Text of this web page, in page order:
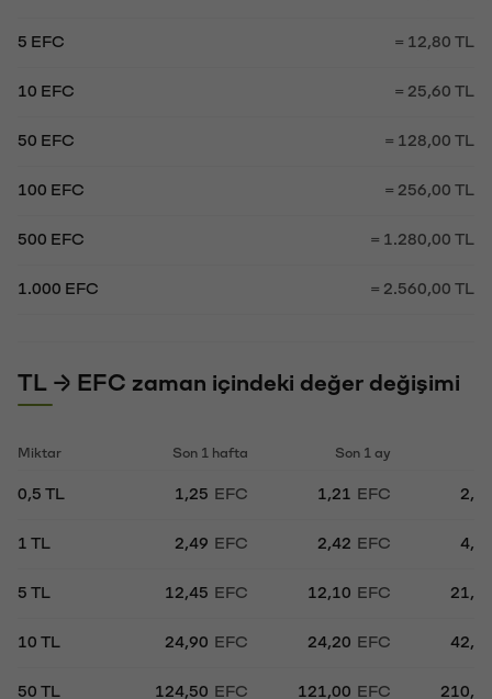
5 EFC = 12,80 TL
10 EFC = 25,60 TL
50 EFC = 128,00 TL
100 EFC = 256,00 TL
500 EFC = 1.280,00 TL
1.000 EFC = 2.560,00 TL
TL → EFC zaman içindeki değer değişimi
Miktar Son 1 hafta Son 1 ay
0,5 TL 1,25 EFC 1,21 EFC
1 TL 2,49 EFC 2,42 EFC
5 TL 12,45 EFC 12,10 EFC
10 TL 24,90 EFC 24,20 EFC
50 TL 124,50 EFC 121,00 EFC